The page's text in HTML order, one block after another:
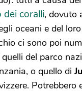
dei coralli, dovuto
oceani e del
ci sono poi
del parco
o quello di
Potrebbero